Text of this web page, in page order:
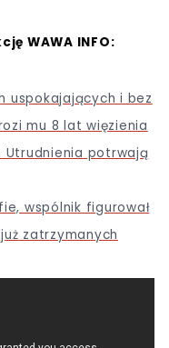
WAWA INFO:
uspokajających i bez
mu 8 lat więzienia
Utrudnienia potrwają
wspólnik figurował
zatrzymanych